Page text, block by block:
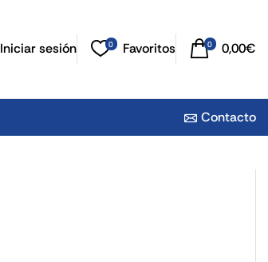
Iniciar sesión 0 Favoritos 0 0,00€
Contacto